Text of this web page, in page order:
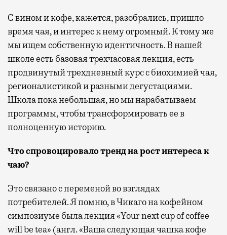
С вином и кофе, кажется, разобрались, пришло
время чая, и интерес к нему огромный. К тому же
мы ищем собственную идентичность. В нашей
школе есть базовая трехчасовая лекция, есть
продвинутый трехдневный курс с биохимией чая,
регионалистикой и разными дегустациями.
Школа пока небольшая, но мы нарабатываем
программы, чтобы трансформировать ее в
полноценную историю.
Что спровоцировало тренд на рост интереса к
чаю?
Это связано с переменой во взглядах
потребителей. Я помню, в Чикаго на кофейном
симпозиуме была лекция «Your next cup of coffee
will be tea» (англ. «Ваша следующая чашка кофе